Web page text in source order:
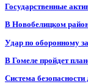
Государственные
В Новобелицком
Удар по оборонному
В Гомеле пройдет
Система